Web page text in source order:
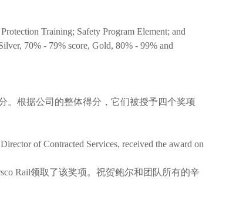
Training; Safety Program Element; and
70% - 79% score, Gold, 80% - 99% and
。根据公司的整体得分，它们被授予四个奖项
of Contracted Services, received the award on
Rail领取了该奖项。祝贺鲍尔和团队所有的辛